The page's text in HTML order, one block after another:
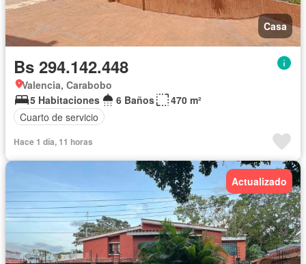
Casa
Bs 294.142.448
Valencia, Carabobo
5 Habitaciones
6 Baños
470 m²
Cuarto de servicio
Hace 1 día, 11 horas
Actualizado